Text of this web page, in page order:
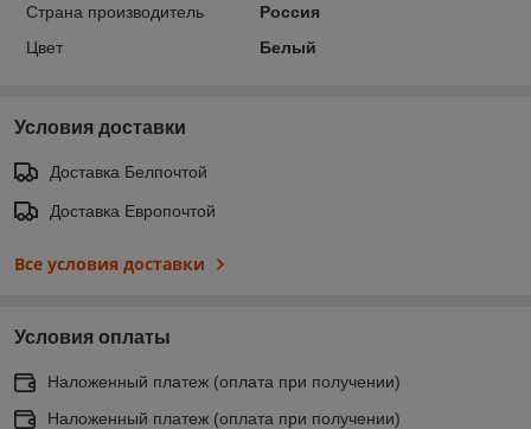
Страна производитель
Россия
Цвет
Белый
Условия доставки
Доставка Белпочтой
Доставка Европочтой
Все условия доставки
Условия оплаты
Наложенный платеж (оплата при получении)
Наложенный платеж (оплата при получении)